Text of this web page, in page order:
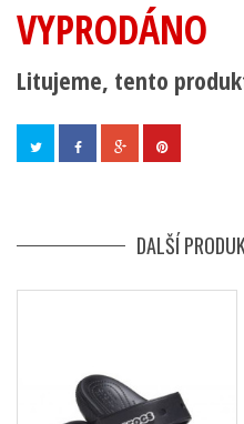
VYPRODÁNO
Litujeme, tento
DALŠÍ